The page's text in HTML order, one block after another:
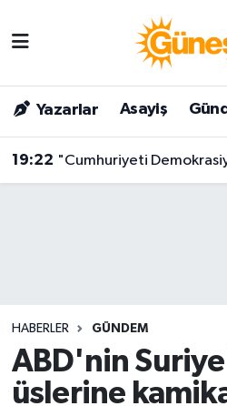
Yazarlar Asayiş
19:22 "Cumhuriyeti Demokrasiyle Taçlandırma
HABERLER GÜNDEM
ABD'nin
üslerine
Bilim & Teknoloji
Dünya
Magazin
Siyaset
Malatya Nöbetçi
Malatya Hava Durumu
Malatya Namaz
Son Dakika Haberleri
Haber Arşivi